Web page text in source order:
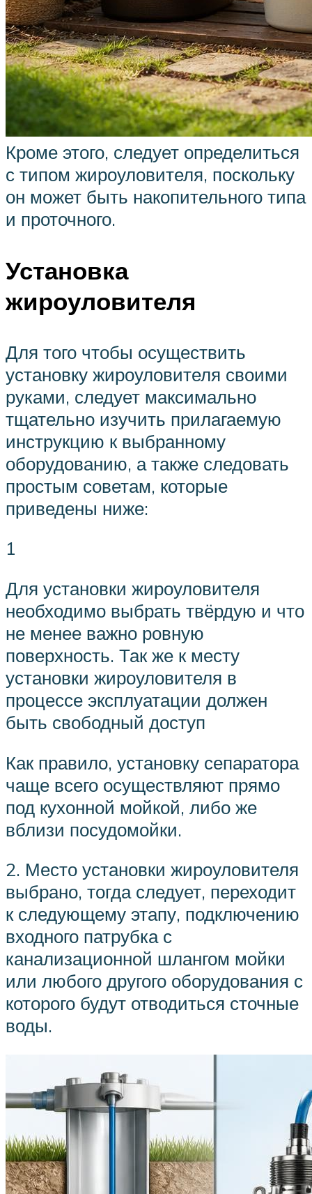
Кроме этого, следует определиться
с типом жироуловителя, поскольку
он может быть накопительного типа
и проточного.
Установка
жироуловителя
Для того чтобы осуществить
установку жироуловителя своими
руками, следует максимально
тщательно изучить прилагаемую
инструкцию к выбранному
оборудованию, а также следовать
простым советам, которые
приведены ниже:
1
Для установки жироуловителя
необходимо выбрать твёрдую и что
не менее важно ровную
поверхность. Так же к месту
установки жироуловителя в
процессе эксплуатации должен
быть свободный доступ
Как правило, установку сепаратора
чаще всего осуществляют прямо
под кухонной мойкой, либо же
вблизи посудомойки.
2. Место установки жироуловителя
выбрано, тогда следует, переходит
к следующему этапу, подключению
входного патрубка с
канализационной шлангом мойки
или любого другого оборудования с
которого будут отводиться сточные
воды.